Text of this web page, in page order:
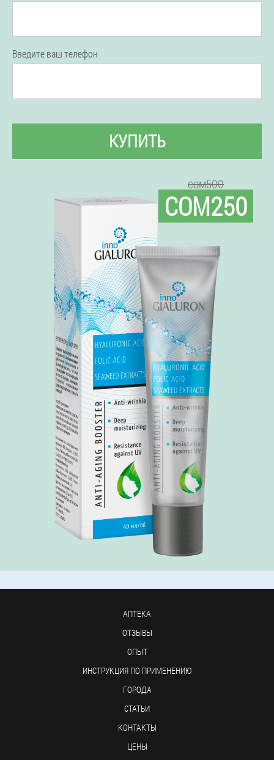
Введите ваш телефон
КУПИТЬ
сом500
СОМ250
АПТЕКА
ОТЗЫВЫ
ОПЫТ
ИНСТРУКЦИЯ ПО ПРИМЕНЕНИЮ
ГОРОДА
СТАТЬИ
КОНТАКТЫ
ЦЕНЫ